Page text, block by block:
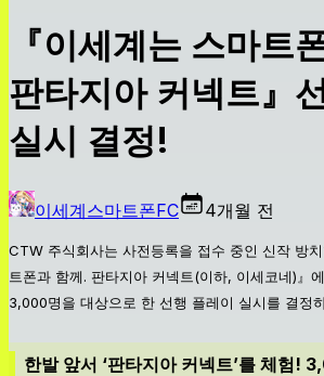
『이세계는 스마트
판타지아 커넥트』
실시 결정!
이세계스마트폰FC 4개월 전
CTW 주식회사는 사전등록을 접수 중인 신작 방
트폰과 함께. 판타지아 커넥트(이하, 이세코네)』
3,000명을 대상으로 한 선행 플레이 실시를 결정
한발 앞서 ‘판타지아 커넥트’를 체험!